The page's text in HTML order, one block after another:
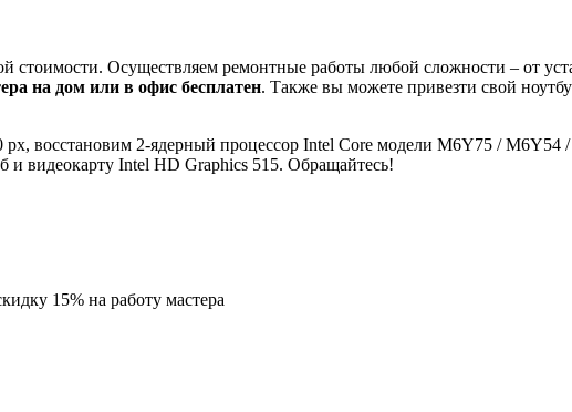
Осуществляем ремонтные работы любой сложности – от
на дом или в офис бесплатен. Также вы можете привезти свой
восстановим 2-ядерный процессор Intel Core модели M6Y75 / M6Y54 /
видеокарту Intel HD Graphics 515. Обращайтесь!
15% на работу мастера